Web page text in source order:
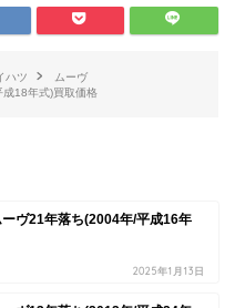
ハツ
ムーヴ
18年式)買取価格
ヴ21年落ち(2004年/平成16年
2025年1月13日